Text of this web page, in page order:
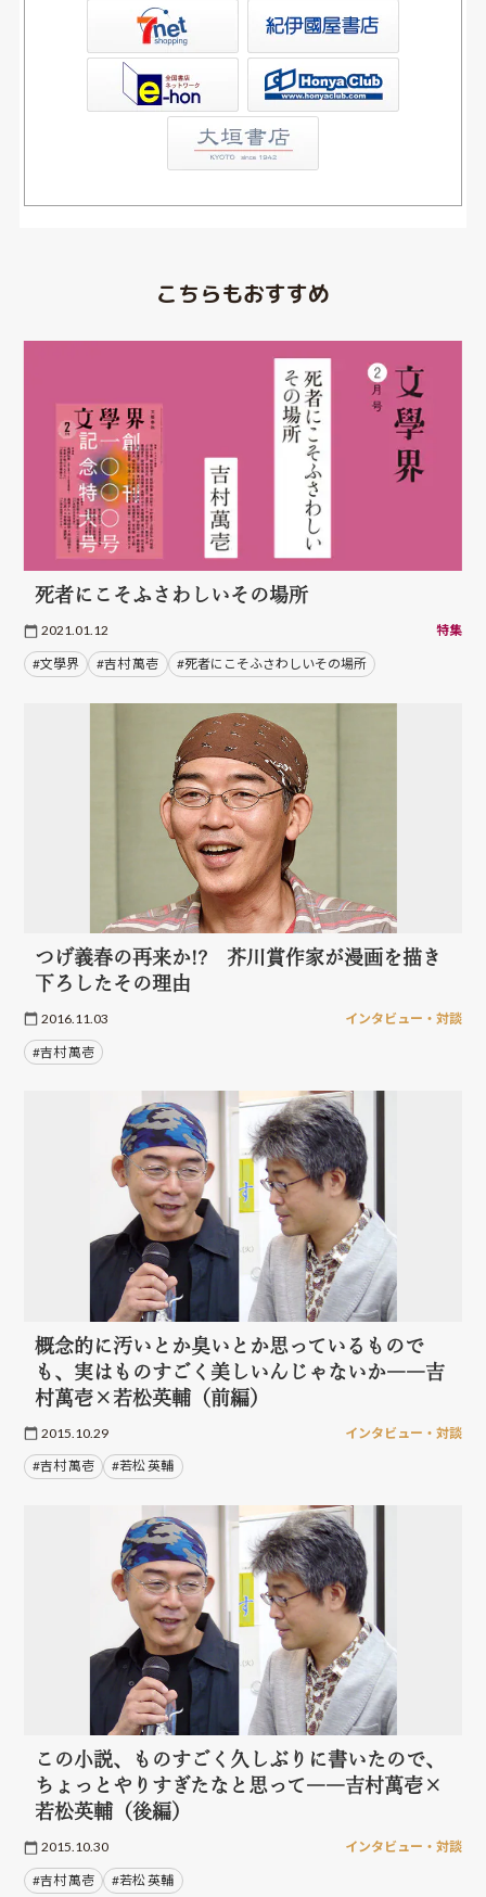
書店ウェブストア
こちらもおすすめ
死者にこそふさわしいその場所
2021.01.12 特集
#文學界 #吉村 萬壱 #死者にこそふさわしいその場所
つげ義春の再来か!? 芥川賞作家が漫画を描き
下ろしたその理由
2016.11.03 インタビュー・対談
#吉村 萬壱
概念的に汚いとか臭いとか思っているもので
も、実はものすごく美しいんじゃないか――吉
村萬壱×若松英輔（前編）
2015.10.29 インタビュー・対談
#吉村 萬壱 #若松 英輔
この小説、ものすごく久しぶりに書いたので、
ちょっとやりすぎたなと思って――吉村萬壱×
若松英輔（後編）
2015.10.30 インタビュー・対談
#吉村 萬壱 #若松 英輔